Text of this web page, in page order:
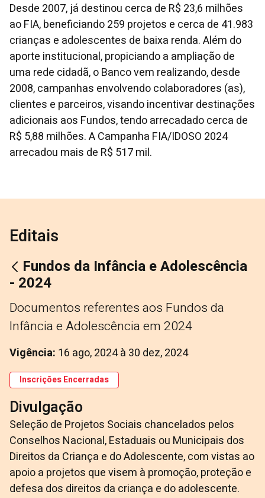
Desde 2007, já destinou cerca de R$ 23,6 milhões
ao FIA, beneficiando 259 projetos e cerca de 41.983
crianças e adolescentes de baixa renda. Além do
aporte institucional, propiciando a ampliação de
uma rede cidadã, o Banco vem realizando, desde
2008, campanhas envolvendo colaboradores (as),
clientes e parceiros, visando incentivar destinações
adicionais aos Fundos, tendo arrecadado cerca de
R$ 5,88 milhões. A Campanha FIA/IDOSO 2024
arrecadou mais de R$ 517 mil.
Editais
Fundos da Infância e Adolescência
- 2024
Documentos referentes aos Fundos da
Infância e Adolescência em 2024
Vigência: 16 ago, 2024à 30 dez, 2024
Inscrições Encerradas
Divulgação
Seleção de Projetos Sociais chancelados pelos
Conselhos Nacional, Estaduais ou Municipais dos
Direitos da Criança e do Adolescente, com vistas ao
apoio a projetos que visem à promoção, proteção e
defesa dos direitos da criança e do adolescente.